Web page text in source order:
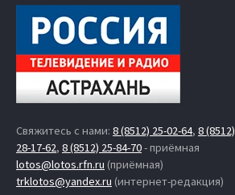
Свяжитесь с нами: 8 (8512) 25-02-64, 8 (8512)
28-17-62, 8 (8512) 25-84-70- приёмная
lotos@lotos.rfn.ru (приёмная)
trklotos@yandex.ru (интернет-редакция)